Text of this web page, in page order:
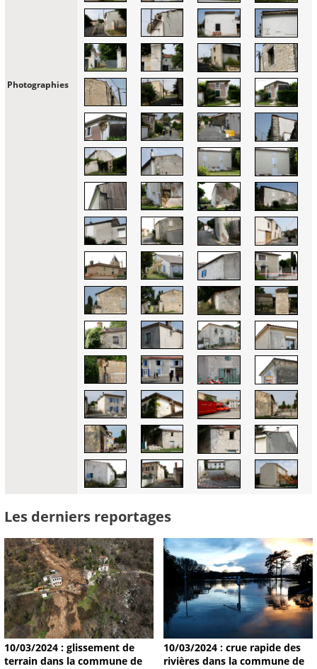
Photographies
Les derniers reportages
10/03/2024 : glissement de
terrain dans la commune de
10/03/2024 : crue rapide des
rivières dans la commune de